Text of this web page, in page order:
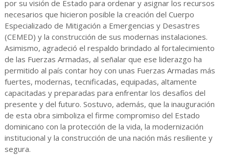
por su visión de Estado para ordenar y asignar los recursos
necesarios que hicieron posible la creación del Cuerpo
Especializado de Mitigación a Emergencias y Desastres
(CEMED) y la construcción de sus modernas instalaciones.
Asimismo, agradeció el respaldo brindado al fortalecimiento
de las Fuerzas Armadas, al señalar que ese liderazgo ha
permitido al país contar hoy con unas Fuerzas Armadas más
fuertes, modernas, tecnificadas, equipadas, altamente
capacitadas y preparadas para enfrentar los desafíos del
presente y del futuro. Sostuvo, además, que la inauguración
de esta obra simboliza el firme compromiso del Estado
dominicano con la protección de la vida, la modernización
institucional y la construcción de una nación más resiliente y
segura.